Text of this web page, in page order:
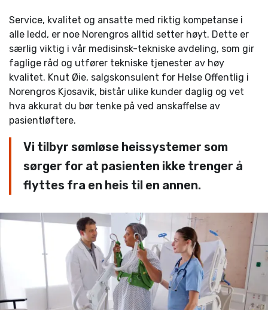
Service, kvalitet og ansatte med riktig kompetanse i
alle ledd, er noe Norengros alltid setter høyt. Dette er
særlig viktig i vår medisinsk-tekniske avdeling, som gir
faglige råd og utfører tekniske tjenester av høy
kvalitet. Knut Øie, salgskonsulent for Helse Offentlig i
Norengros Kjosavik, bistår ulike kunder daglig og vet
hva akkurat du bør tenke på ved anskaffelse av
pasientløftere.
Vi tilbyr sømløse heissystemer som
sørger for at pasienten ikke trenger å
flyttes fra en heis til en annen.